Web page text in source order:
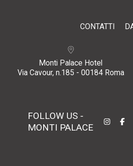
CONTATTI
Monti Palace Hotel
Via Cavour, n.185 - 00184 Roma
FOLLOW US -
MONTI PALACE